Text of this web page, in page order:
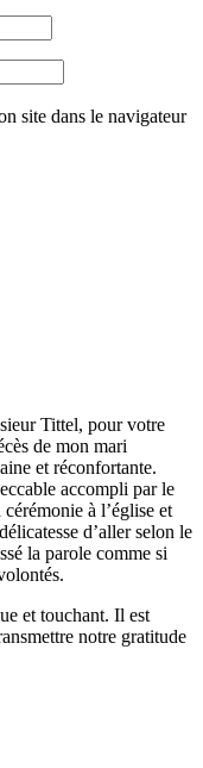
site dans le navigateur
Tittel, pour votre
de mon mari
et réconfortante.
accompli par le
à l’église et
d’aller selon le
la parole comme si
et touchant. Il est
notre gratitude